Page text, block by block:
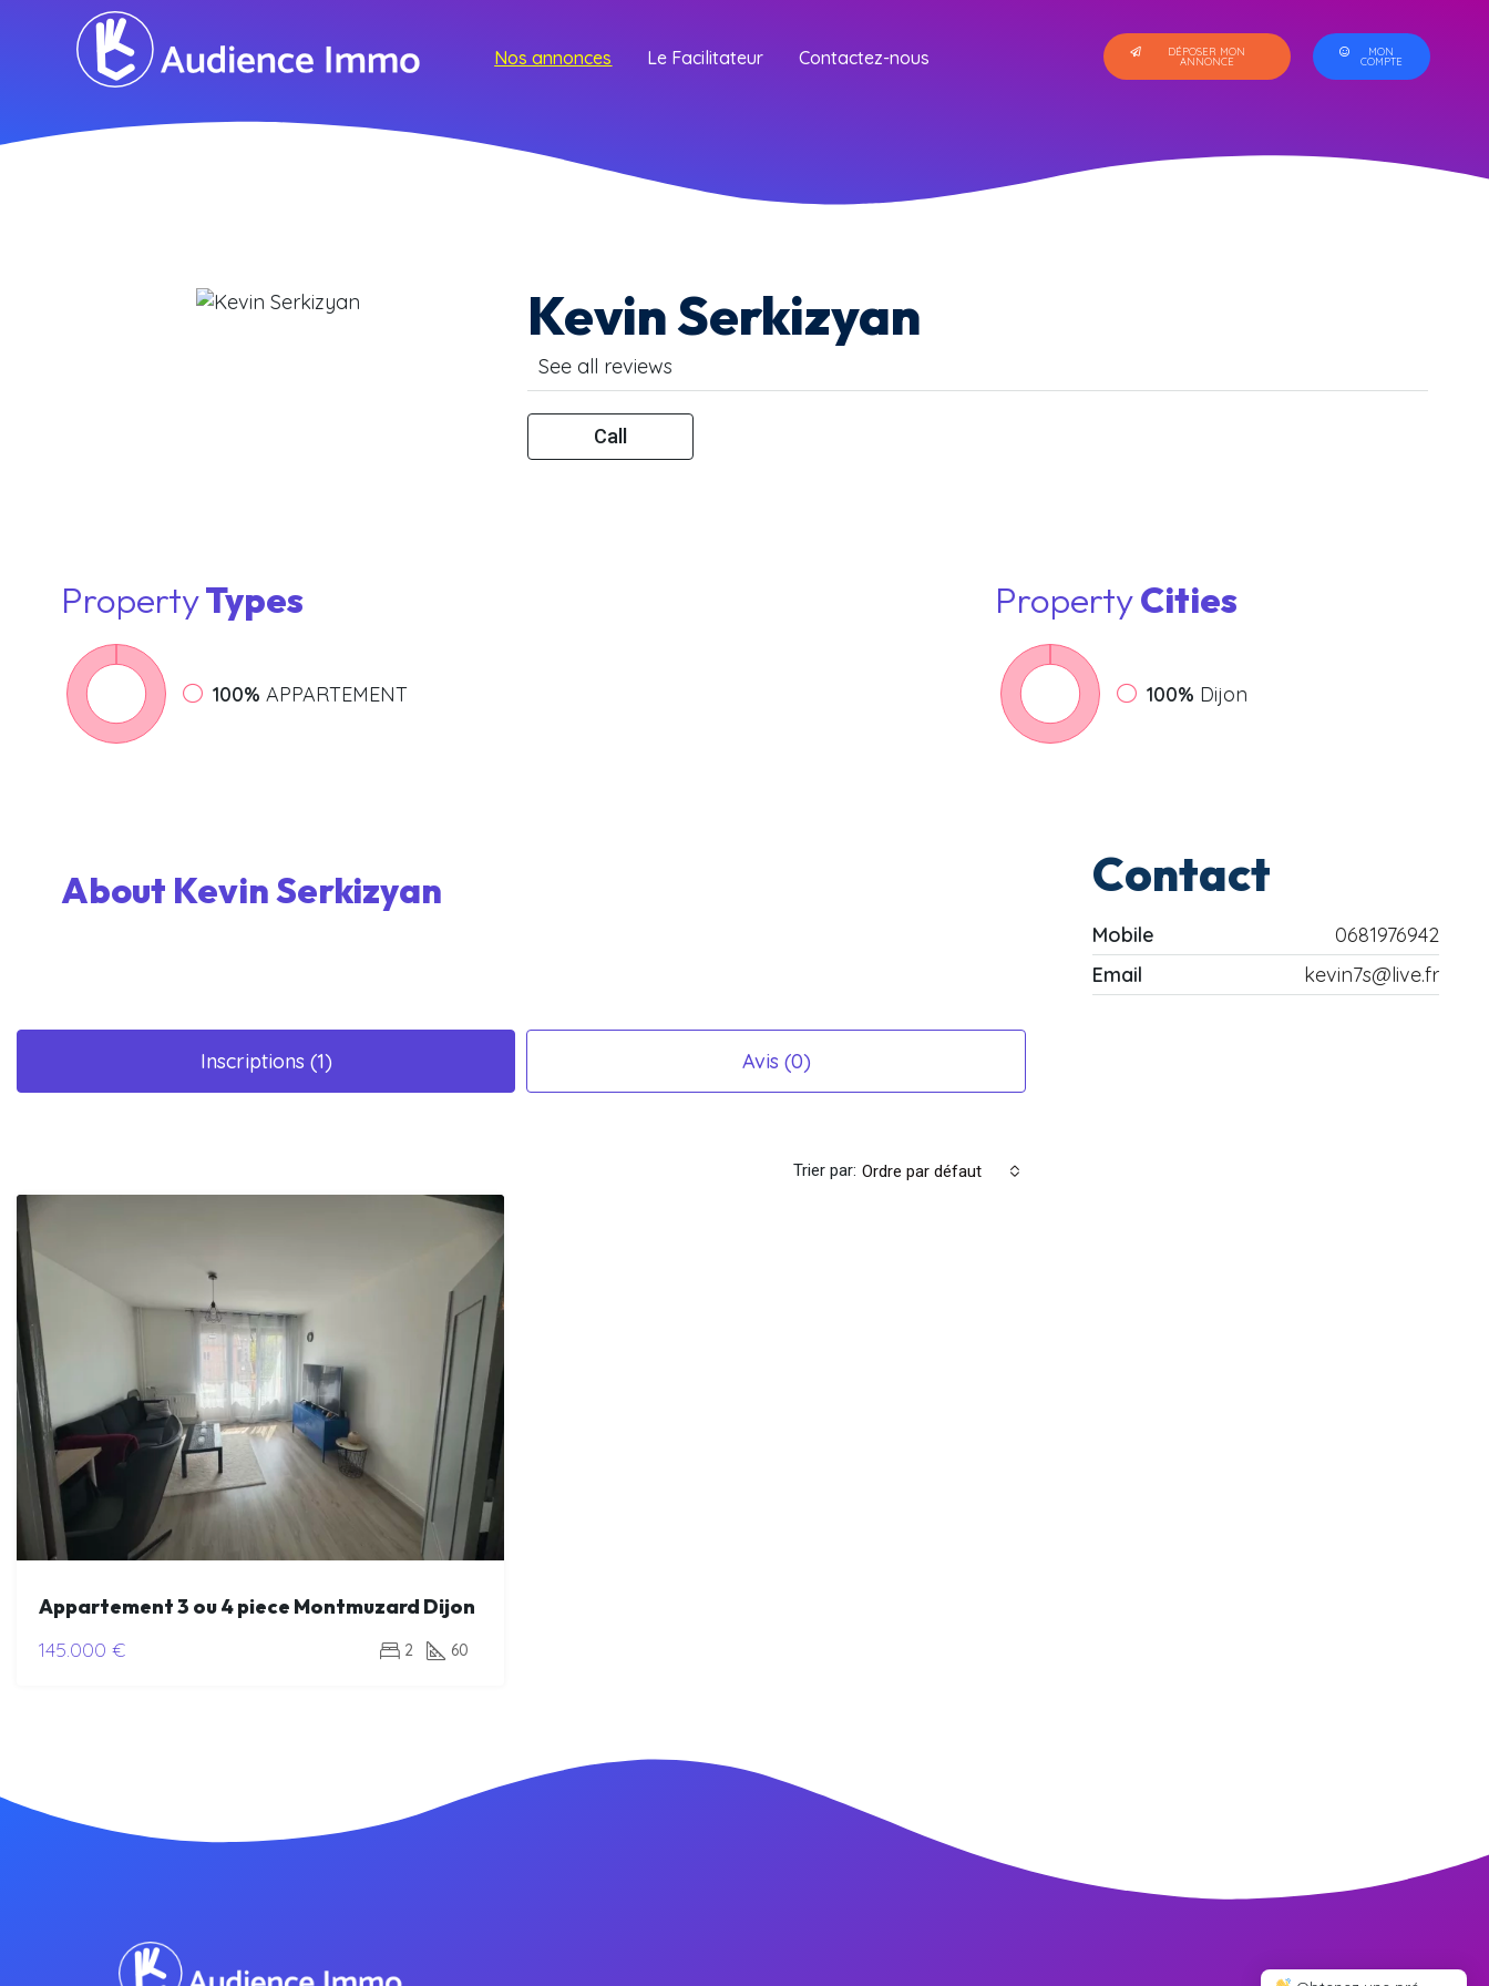
Nos annonces Le Facilitateur Contactez-nous
DÉPOSER MON
ANNONCE
MON
COMPTE
Kevin Serkizyan
See all reviews
Call
PropertyTypes
100% APPARTEMENT
PropertyCities
100% Dijon
About Kevin Serkizyan
Inscriptions (1) Avis (0)
Trier par: Ordre par défaut
Appartement 3 ou 4 piece Montmuzard Dijon
145.000 €
2 60
Contact
Mobile
0681976942
Email
kevin7s@live.fr